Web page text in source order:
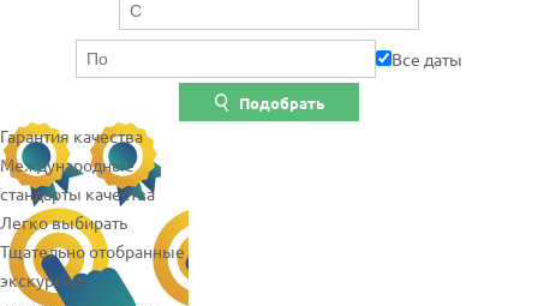
Все даты
Подобрать
Гарантия качества
Международные
стандарты качества
Легко выбирать
Тщательно отобранные
экскурсии: